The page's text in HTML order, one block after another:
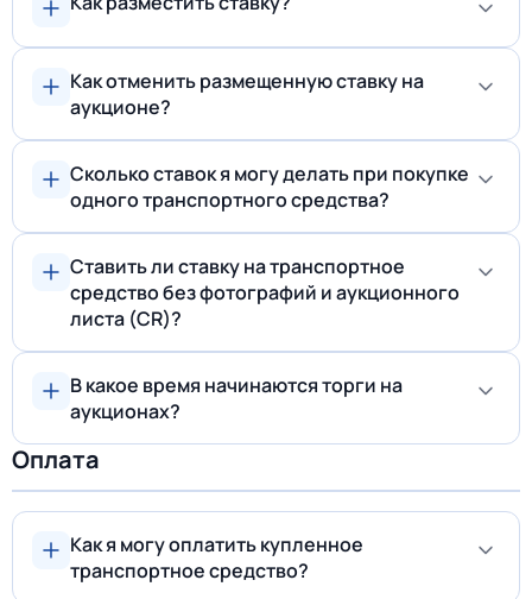
Как отменить размещенную ставку на
аукционе?
Сколько ставок я могу делать при покупке
одного транспортного средства?
Ставить ли ставку на транспортное
средство без фотографий и аукционного
листа (CR)?
В какое время начинаются торги на
аукционах?
Оплата
Как я могу оплатить купленное
транспортное средство?